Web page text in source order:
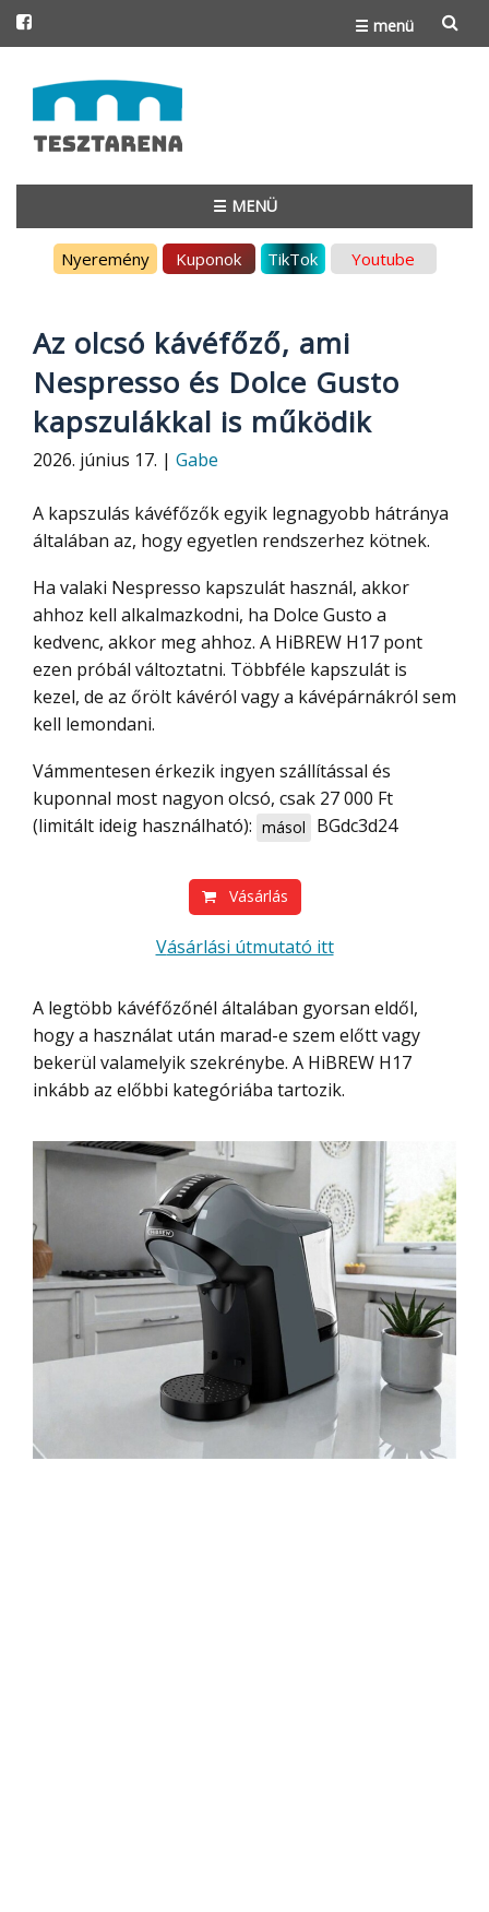
☰ menü
to
content
☰ MENÜ
Nyeremény Kuponok TikTok Youtube
Az olcsó kávéfőző, ami
Nespresso és Dolce Gusto
kapszulákkal is működik
2026. június 17. | Gabe
A kapszulás kávéfőzők egyik legnagyobb hátránya
általában az, hogy egyetlen rendszerhez kötnek.
Ha valaki Nespresso kapszulát használ, akkor
ahhoz kell alkalmazkodni, ha Dolce Gusto a
kedvenc, akkor meg ahhoz. A HiBREW H17 pont
ezen próbál változtatni. Többféle kapszulát is
kezel, de az őrölt kávéról vagy a kávépárnákról sem
kell lemondani.
Vámmentesen érkezik ingyen szállítással és
kuponnal most nagyon olcsó, csak 27 000 Ft
(limitált ideig használható): másol BGdc3d24
Vásárlás
Vásárlási útmutató itt
A legtöbb kávéfőzőnél általában gyorsan eldől,
hogy a használat után marad-e szem előtt vagy
bekerül valamelyik szekrénybe. A HiBREW H17
inkább az előbbi kategóriába tartozik.